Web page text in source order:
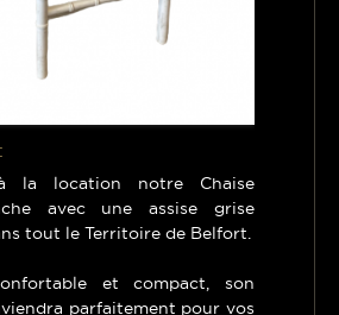
la location notre Chaise
avec une assise grise
tout le Territoire de Belfort.
et compact, son
parfaitement pour vos